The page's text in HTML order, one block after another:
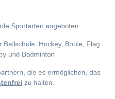
Sportarten angeboten:
Hockey, Boule, Flag
und Badminton
die es ermöglichen, das
zu halten.